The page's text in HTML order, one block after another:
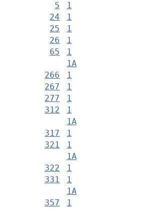
5
1
24
1
25
1
26
1
65
1
1А
266
1
267
1
277
1
312
1
1А
317
1
321
1
1А
322
1
331
1
1А
357
1